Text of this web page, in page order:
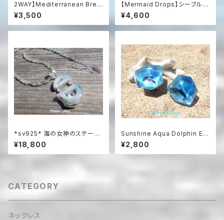
2WAY】Mediterranean Bree
ze 2-Way Clip-On Earrings
地中海ブルーのステートメン
トイヤリング
¥3,500
【Mermaid Drops】シーブルー
カルセドニーとシェルのマーメイ
ドイヤリング
¥4,600
*sv925* 海の女神のステート
メントネックレス Lagoon Dr
uzy with Blue Topaz アクア
マリンネックレス☆
¥18,800
Sunshine Aqua Dolphin Ear
rings（蝶バネクリップタイプ）
¥2,800
CATEGORY
ネックレス